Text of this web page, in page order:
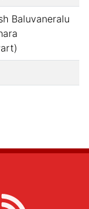
Baluvaneralu
)